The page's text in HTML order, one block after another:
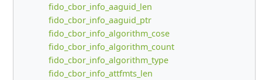
fido_cbor_info_aaguid_len
fido_cbor_info_aaguid_ptr
fido_cbor_info_algorithm_cose
fido_cbor_info_algorithm_count
fido_cbor_info_algorithm_type
fido_cbor_info_attfmts_len